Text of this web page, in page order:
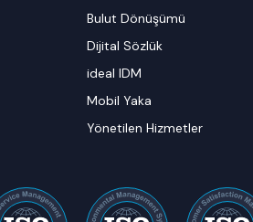
Bulut Dönüşümü
Dijital Sözlük
ideal IDM
Mobil Yaka
Yönetilen Hizmetler